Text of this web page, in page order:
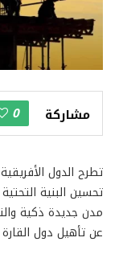
مشاركة 0
تطرح الدول
تحسين البنية
مدن جديدة ذكية
عن تأهيل دول